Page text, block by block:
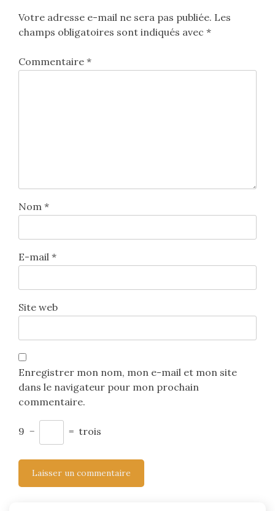
Votre adresse e-mail ne sera pas publiée. Les
champs obligatoires sont indiqués avec *
Commentaire *
Nom *
E-mail *
Site web
Enregistrer mon nom, mon e-mail et mon site
dans le navigateur pour mon prochain
commentaire.
9 − = trois